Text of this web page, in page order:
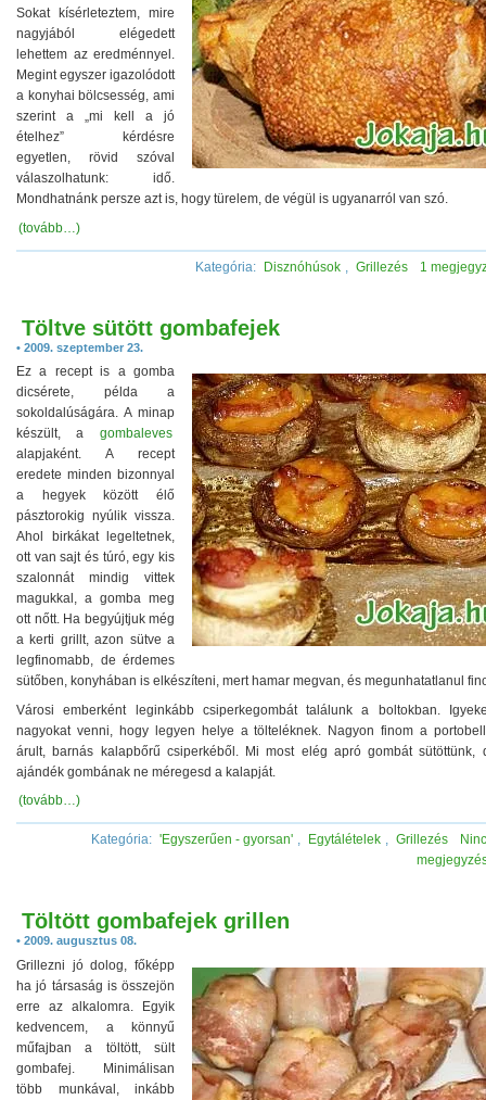
Sokat kísérleteztem, mire
nagyjából elégedett
lehettem az eredménnyel.
Megint egyszer igazolódott
a konyhai bölcsesség, ami
szerint a „mi kell a jó
ételhez” kérdésre
egyetlen, rövid szóval
válaszolhatunk: idő.
Mondhatnánk persze azt is, hogy türelem, de végül is ugyanarról van szó.
(tovább…)
Kategória: Disznóhúsok , Grillezés 1
Töltve sütött gombafejek
• 2009. szeptember 23.
Ez a recept is a gomba
dicsérete, példa a
sokoldalúságára. A minap
készült, a
gombaleves
alapjaként. A recept
eredete minden bizonnyal
a hegyek között élő
pásztorokig nyúlik vissza.
Ahol birkákat legeltetnek,
ott van sajt és túró, egy kis
szalonnát mindig vittek
magukkal, a gomba meg
ott nőtt. Ha begyújtjuk még
a kerti grillt, azon sütve a
legfinomabb, de érdemes
sütőben, konyhában is elkészíteni, mert hamar megvan, és megunhatatlanul
Városi emberként leginkább csiperkegombát találunk a boltokban.
nagyokat venni, hogy legyen helye a tölteléknek. Nagyon finom a
árult, barnás kalapbőrű csiperkéből. Mi most elég apró gombát sütöttünk,
ajándék gombának ne méregesd a kalapját.
(tovább…)
Kategória: 'Egyszerűen - gyorsan' , Egytálételek , Grillezés
Töltött gombafejek grillen
• 2009. augusztus 08.
Grillezni jó dolog, főképp
ha jó társaság is összejön
erre az alkalomra. Egyik
kedvencem, a könnyű
műfajban a töltött, sült
gombafej. Minimálisan
több munkával, inkább